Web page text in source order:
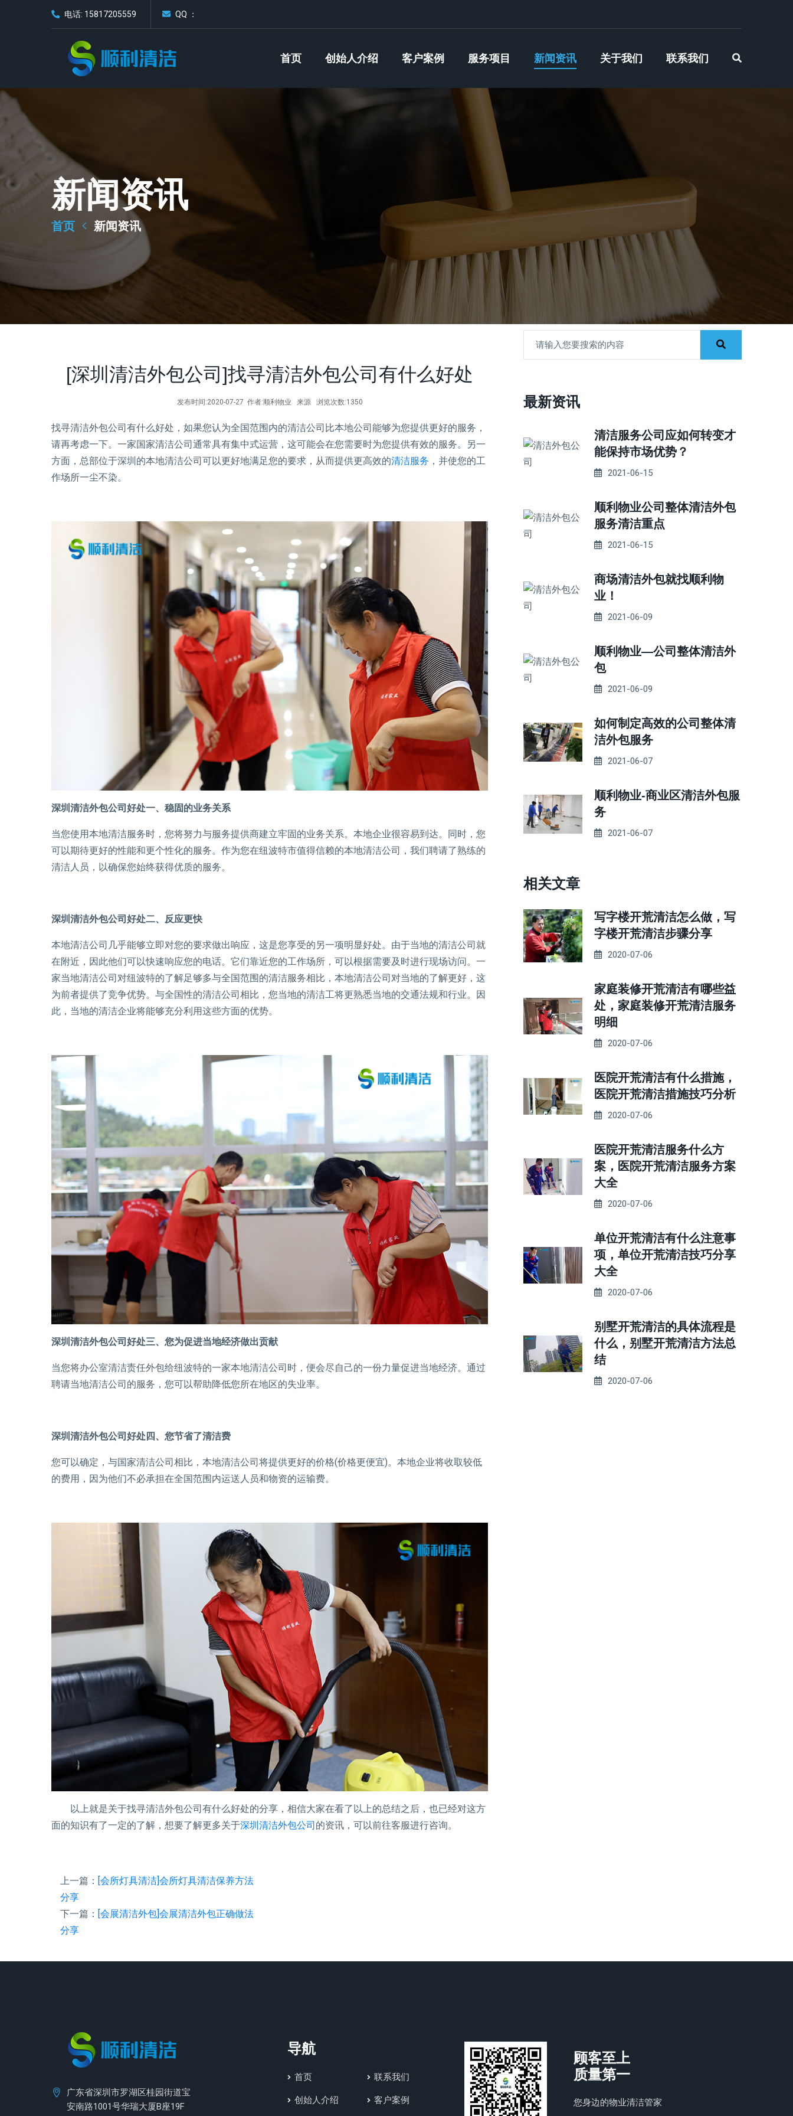
电话: 15817205559 QQ ：
首页 创始人介绍 客户案例 服务项目 新闻资讯 关于我们 联系我们
新闻资讯
首页 新闻资讯
[深圳清洁外包公司]找寻清洁外包公司有什么好处
发布时间:2020-07-27 作者:顺利物业 来源 浏览次数:1350
找寻清洁外包公司有什么好处，如果您认为全国范围内的清洁公司比本地公司能够为您提供更好的服务，
请再考虑一下。一家国家清洁公司通常具有集中式运营，这可能会在您需要时为您提供有效的服务。另一
方面，总部位于深圳的本地清洁公司可以更好地满足您的要求，从而提供更高效的清洁服务 ，并使您的工
作场所一尘不染。
深圳清洁外包公司好处一、稳固的业务关系
当您使用本地清洁服务时，您将努力与服务提供商建立牢固的业务关系。本地企业很容易到达。同时，您
可以期待更好的性能和更个性化的服务。作为您在纽波特市值得信赖的本地清洁公司，我们聘请了熟练的
清洁人员，以确保您始终获得优质的服务。
深圳清洁外包公司好处二、反应更快
本地清洁公司几乎能够立即对您的要求做出响应，这是您享受的另一项明显好处。由于当地的清洁公司就
在附近，因此他们可以快速响应您的电话。它们靠近您的工作场所，可以根据需要及时进行现场访问。一
家当地清洁公司对纽波特的了解足够多与全国范围的清洁服务相比，本地清洁公司对当地的了解更好，这
为前者提供了竞争优势。与全国性的清洁公司相比，您当地的清洁工将更熟悉当地的交通法规和行业。因
此，当地的清洁企业将能够充分利用这些方面的优势。
深圳清洁外包公司好处三、您为促进当地经济做出贡献
当您将办公室清洁责任外包给纽波特的一家本地清洁公司时，便会尽自己的一份力量促进当地经济。通过
聘请当地清洁公司的服务，您可以帮助降低您所在地区的失业率。
深圳清洁外包公司好处四、您节省了清洁费
您可以确定，与国家清洁公司相比，本地清洁公司将提供更好的价格(价格更便宜)。本地企业将收取较低
的费用，因为他们不必承担在全国范围内运送人员和物资的运输费。
以上就是关于找寻清洁外包公司有什么好处的分享，相信大家在看了以上的总结之后，也已经对这方
面的知识有了一定的了解，想要了解更多关于深圳清洁外包公司 的资讯，可以前往客服进行咨询。
上一篇： [会所灯具清洁]会所灯具清洁保养方法
分享
下一篇： [会展清洁外包]会展清洁外包正确做法
分享
最新资讯
清洁服务公司应如何转变才
能保持市场优势？
2021-06-15
顺利物业公司整体清洁外包
服务清洁重点
2021-06-15
商场清洁外包就找顺利物
业！
2021-06-09
顺利物业—公司整体清洁外
包
2021-06-09
如何制定高效的公司整体清
洁外包服务
2021-06-07
顺利物业-商业区清洁外包服
务
2021-06-07
相关文章
写字楼开荒清洁怎么做，写
字楼开荒清洁步骤分享
2020-07-06
家庭装修开荒清洁有哪些益
处，家庭装修开荒清洁服务
明细
2020-07-06
医院开荒清洁有什么措施，
医院开荒清洁措施技巧分析
2020-07-06
医院开荒清洁服务什么方
案，医院开荒清洁服务方案
大全
2020-07-06
单位开荒清洁有什么注意事
项，单位开荒清洁技巧分享
大全
2020-07-06
别墅开荒清洁的具体流程是
什么，别墅开荒清洁方法总
结
2020-07-06
广东省深圳市罗湖区桂园街道宝
安南路1001号华瑞大厦B座19F
导航
首页 联系我们
创始人介绍 客户案例
顾客至上
质量第一
您身边的物业清洁管家